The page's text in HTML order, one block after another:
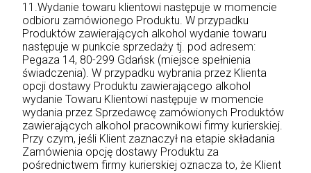
11.Wydanie towaru klientowi następuje w momencie
odbioru zamówionego Produktu. W przypadku
Produktów zawierających alkohol wydanie towaru
następuje w punkcie sprzedaży tj. pod adresem:
Pegaza 14, 80-299 Gdańsk (miejsce spełnienia
świadczenia). W przypadku wybrania przez Klienta
opcji dostawy Produktu zawierającego alkohol
wydanie Towaru Klientowi następuje w momencie
wydania przez Sprzedawcę zamówionych Produktów
zawierających alkohol pracownikowi firmy kurierskiej.
Przy czym, jeśli Klient zaznaczył na etapie składania
Zamówienia opcję dostawy Produktu za
pośrednictwem firmy kurierskiej oznacza to, że Klient